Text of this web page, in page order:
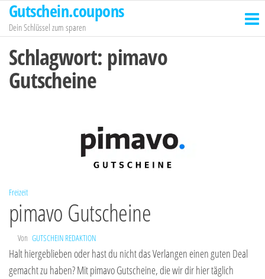
Zum
Inhalt
springen
Gutschein.coupons
Dein Schlüssel zum sparen
Schlagwort: pimavo
Gutscheine
Freizeit
pimavo Gutscheine
Von GUTSCHEIN REDAKTION
Halt hiergeblieben oder hast du nicht das Verlangen einen guten Deal
gemacht zu haben? Mit pimavo Gutscheine, die wir dir hier täglich